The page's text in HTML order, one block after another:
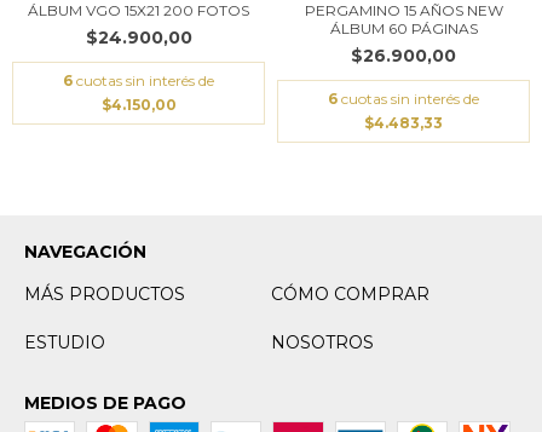
ÁLBUM VGO 15X21 200 FOTOS
$24.900,00
6 cuotas sin interés de
$4.150,00
PERGAMINO 15 AÑOS NEW
ÁLBUM 60 PÁGINAS
$26.900,00
6 cuotas sin interés de
$4.483,33
NAVEGACIÓN
MÁS PRODUCTOS
CÓMO COMPRAR
ESTUDIO NOSOTROS
MEDIOS DE PAGO